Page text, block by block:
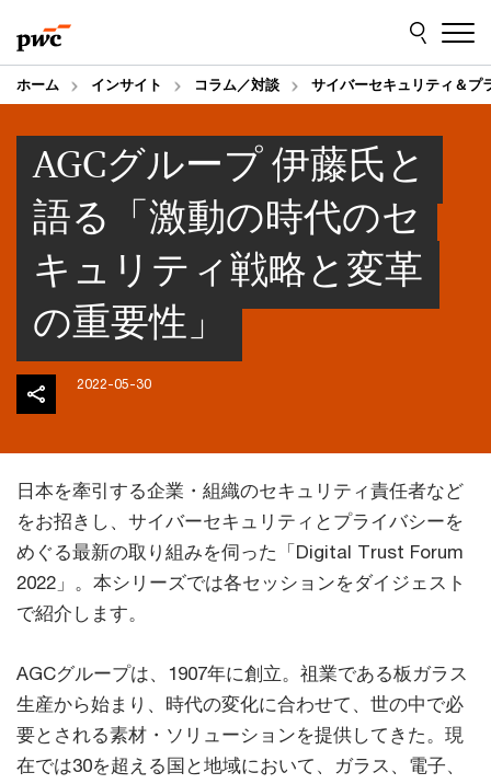
to
content
to
footer
ホーム インサイト コラム／対談 サイバーセキュリティ＆プ
AGCグループ 伊藤氏と
語る「激動の時代のセ
キュリティ戦略と変革
の重要性」
2022-05-30
日本を牽引する企業・組織のセキュリティ責任者など
をお招きし、サイバーセキュリティとプライバシーを
めぐる最新の取り組みを伺った「Digital Trust Forum
2022」。本シリーズでは各セッションをダイジェスト
で紹介します。
AGCグループは、1907年に創立。祖業である板ガラス
生産から始まり、時代の変化に合わせて、世の中で必
要とされる素材・ソリューションを提供してきた。現
在では30を超える国と地域において、ガラス、電子、